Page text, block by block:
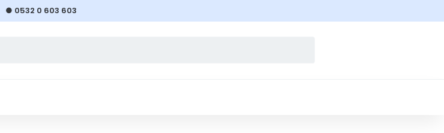
● 0532 0 603 603